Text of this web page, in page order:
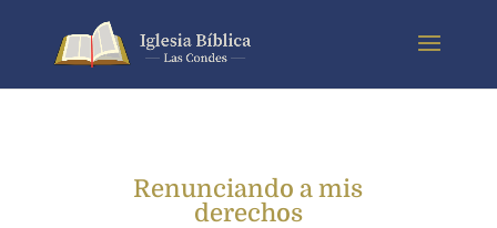
Renunciando a mis
derechos